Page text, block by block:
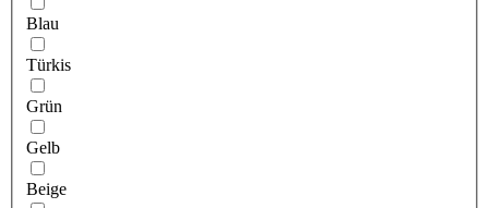
Blau
Türkis
Grün
Gelb
Beige